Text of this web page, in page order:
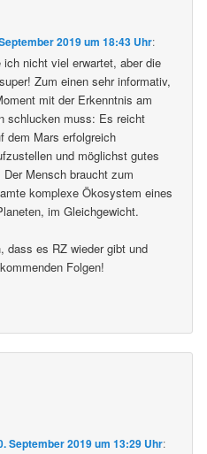
2019 um 18:43 Uhr:
nicht viel erwartet, aber die
Zum einen sehr informativ,
mit der Erkenntnis am
schlucken muss: Es reicht
dem Mars erfolgreich
und möglichst gutes
Mensch braucht zum
komplexe Ökosystem eines
im Gleichgewicht.
dass es RZ wieder gibt und
Folgen!
September 2019 um 13:29 Uhr: